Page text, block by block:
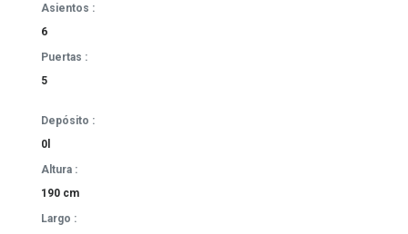
Asientos :
6
Puertas :
5
Depósito :
0l
Altura :
190 cm
Largo :